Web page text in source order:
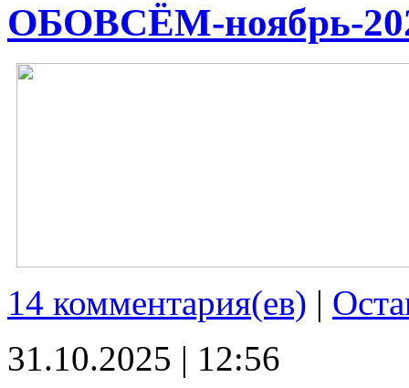
ОБОВСЁМ-ноябрь-
14 комментария(ев) |
31.10.2025 | 12:56